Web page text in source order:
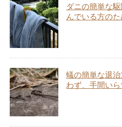
ダニの簡単な
んでいる方の
蟻の簡単な退
わず、手間い